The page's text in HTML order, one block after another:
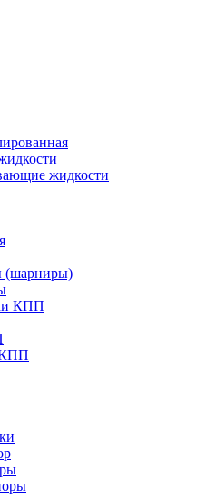
жидкости
(шарниры)
КПП
КПП